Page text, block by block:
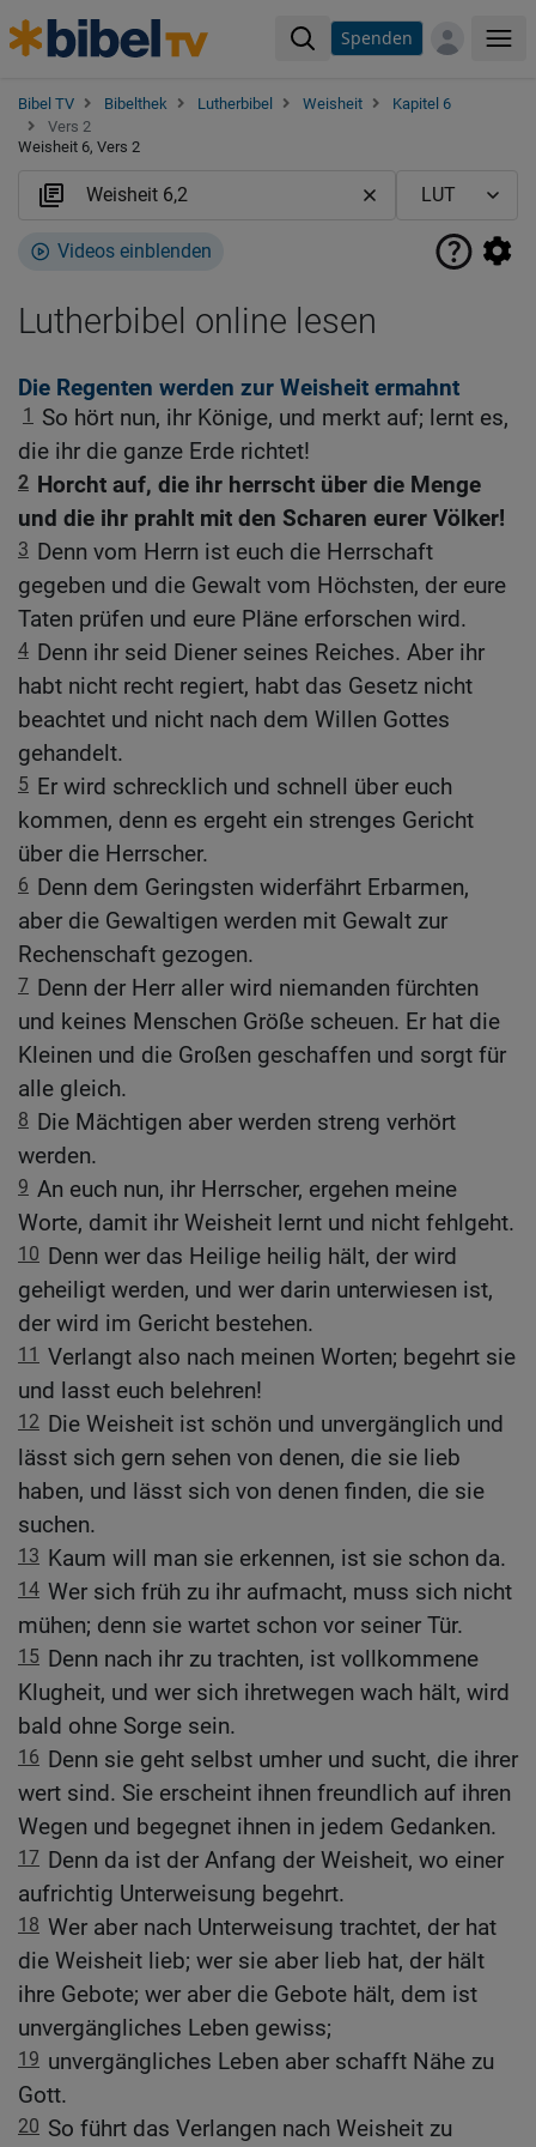
Spenden
Bibel TV Bibelthek Lutherbibel Weisheit
Kapitel 6
Vers 2
Weisheit 6, Vers 2
Videos einblenden
Lutherbibel online lesen
Die Regenten werden zur Weisheit ermahnt
1
So hört nun, ihr Könige, und merkt auf; lernt es,
die ihr die ganze Erde richtet!
2 Horcht auf, die ihr herrscht über die Menge
und die ihr prahlt mit den Scharen eurer Völker!
3 Denn vom Herrn ist euch die Herrschaft
gegeben und die Gewalt vom Höchsten, der eure
Taten prüfen und eure Pläne erforschen wird.
4 Denn ihr seid Diener seines Reiches. Aber ihr
habt nicht recht regiert, habt das Gesetz nicht
beachtet und nicht nach dem Willen Gottes
gehandelt.
5 Er wird schrecklich und schnell über euch
kommen, denn es ergeht ein strenges Gericht
über die Herrscher.
6 Denn dem Geringsten widerfährt Erbarmen,
aber die Gewaltigen werden mit Gewalt zur
Rechenschaft gezogen.
7 Denn der Herr aller wird niemanden fürchten
und keines Menschen Größe scheuen. Er hat die
Kleinen und die Großen geschaffen und sorgt für
alle gleich.
8 Die Mächtigen aber werden streng verhört
werden.
9 An euch nun, ihr Herrscher, ergehen meine
Worte, damit ihr Weisheit lernt und nicht fehlgeht.
10 Denn wer das Heilige heilig hält, der wird
geheiligt werden, und wer darin unterwiesen ist,
der wird im Gericht bestehen.
11 Verlangt also nach meinen Worten; begehrt sie
und lasst euch belehren!
12 Die Weisheit ist schön und unvergänglich und
lässt sich gern sehen von denen, die sie lieb
haben, und lässt sich von denen finden, die sie
suchen.
13 Kaum will man sie erkennen, ist sie schon da.
14 Wer sich früh zu ihr aufmacht, muss sich nicht
mühen; denn sie wartet schon vor seiner Tür.
15 Denn nach ihr zu trachten, ist vollkommene
Klugheit, und wer sich ihretwegen wach hält, wird
bald ohne Sorge sein.
16 Denn sie geht selbst umher und sucht, die ihrer
wert sind. Sie erscheint ihnen freundlich auf ihren
Wegen und begegnet ihnen in jedem Gedanken.
17 Denn da ist der Anfang der Weisheit, wo einer
aufrichtig Unterweisung begehrt.
18 Wer aber nach Unterweisung trachtet, der hat
die Weisheit lieb; wer sie aber lieb hat, der hält
ihre Gebote; wer aber die Gebote hält, dem ist
unvergängliches Leben gewiss;
19 unvergängliches Leben aber schafft Nähe zu
Gott.
20 So führt das Verlangen nach Weisheit zu